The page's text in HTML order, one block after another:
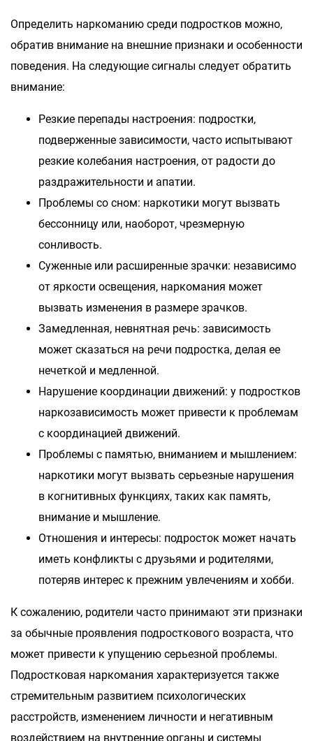
Определить наркоманию среди подростков можно,
обратив внимание на внешние признаки и особенности
поведения. На следующие сигналы следует обратить
внимание:
Резкие перепады настроения: подростки,
подверженные зависимости, часто испытывают
резкие колебания настроения, от радости до
раздражительности и апатии.
Проблемы со сном: наркотики могут вызвать
бессонницу или, наоборот, чрезмерную
сонливость.
Суженные или расширенные зрачки: независимо
от яркости освещения, наркомания может
вызвать изменения в размере зрачков.
Замедленная, невнятная речь: зависимость
может сказаться на речи подростка, делая ее
нечеткой и медленной.
Нарушение координации движений: у подростков
наркозависимость может привести к проблемам
с координацией движений.
Проблемы с памятью, вниманием и мышлением:
наркотики могут вызвать серьезные нарушения
в когнитивных функциях, таких как память,
внимание и мышление.
Отношения и интересы: подросток может начать
иметь конфликты с друзьями и родителями,
потеряв интерес к прежним увлечениям и хобби.
К сожалению, родители часто принимают эти признаки
за обычные проявления подросткового возраста, что
может привести к упущению серьезной проблемы.
Подростковая наркомания характеризуется также
стремительным развитием психологических
расстройств, изменением личности и негативным
воздействием на внутренние органы и системы